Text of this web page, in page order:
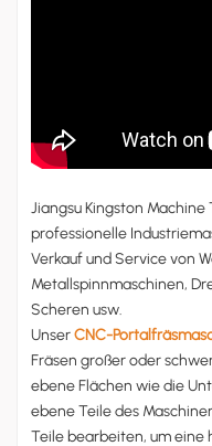
Jiangsu Kingston
professionelle
Verkauf und Service von
Metallspinnmaschinen,
Scheren usw.
UnserCNC-
Fräsen großer oder
ebene Flächen wie die
ebene Teile des
Teile bearbeiten, um eine